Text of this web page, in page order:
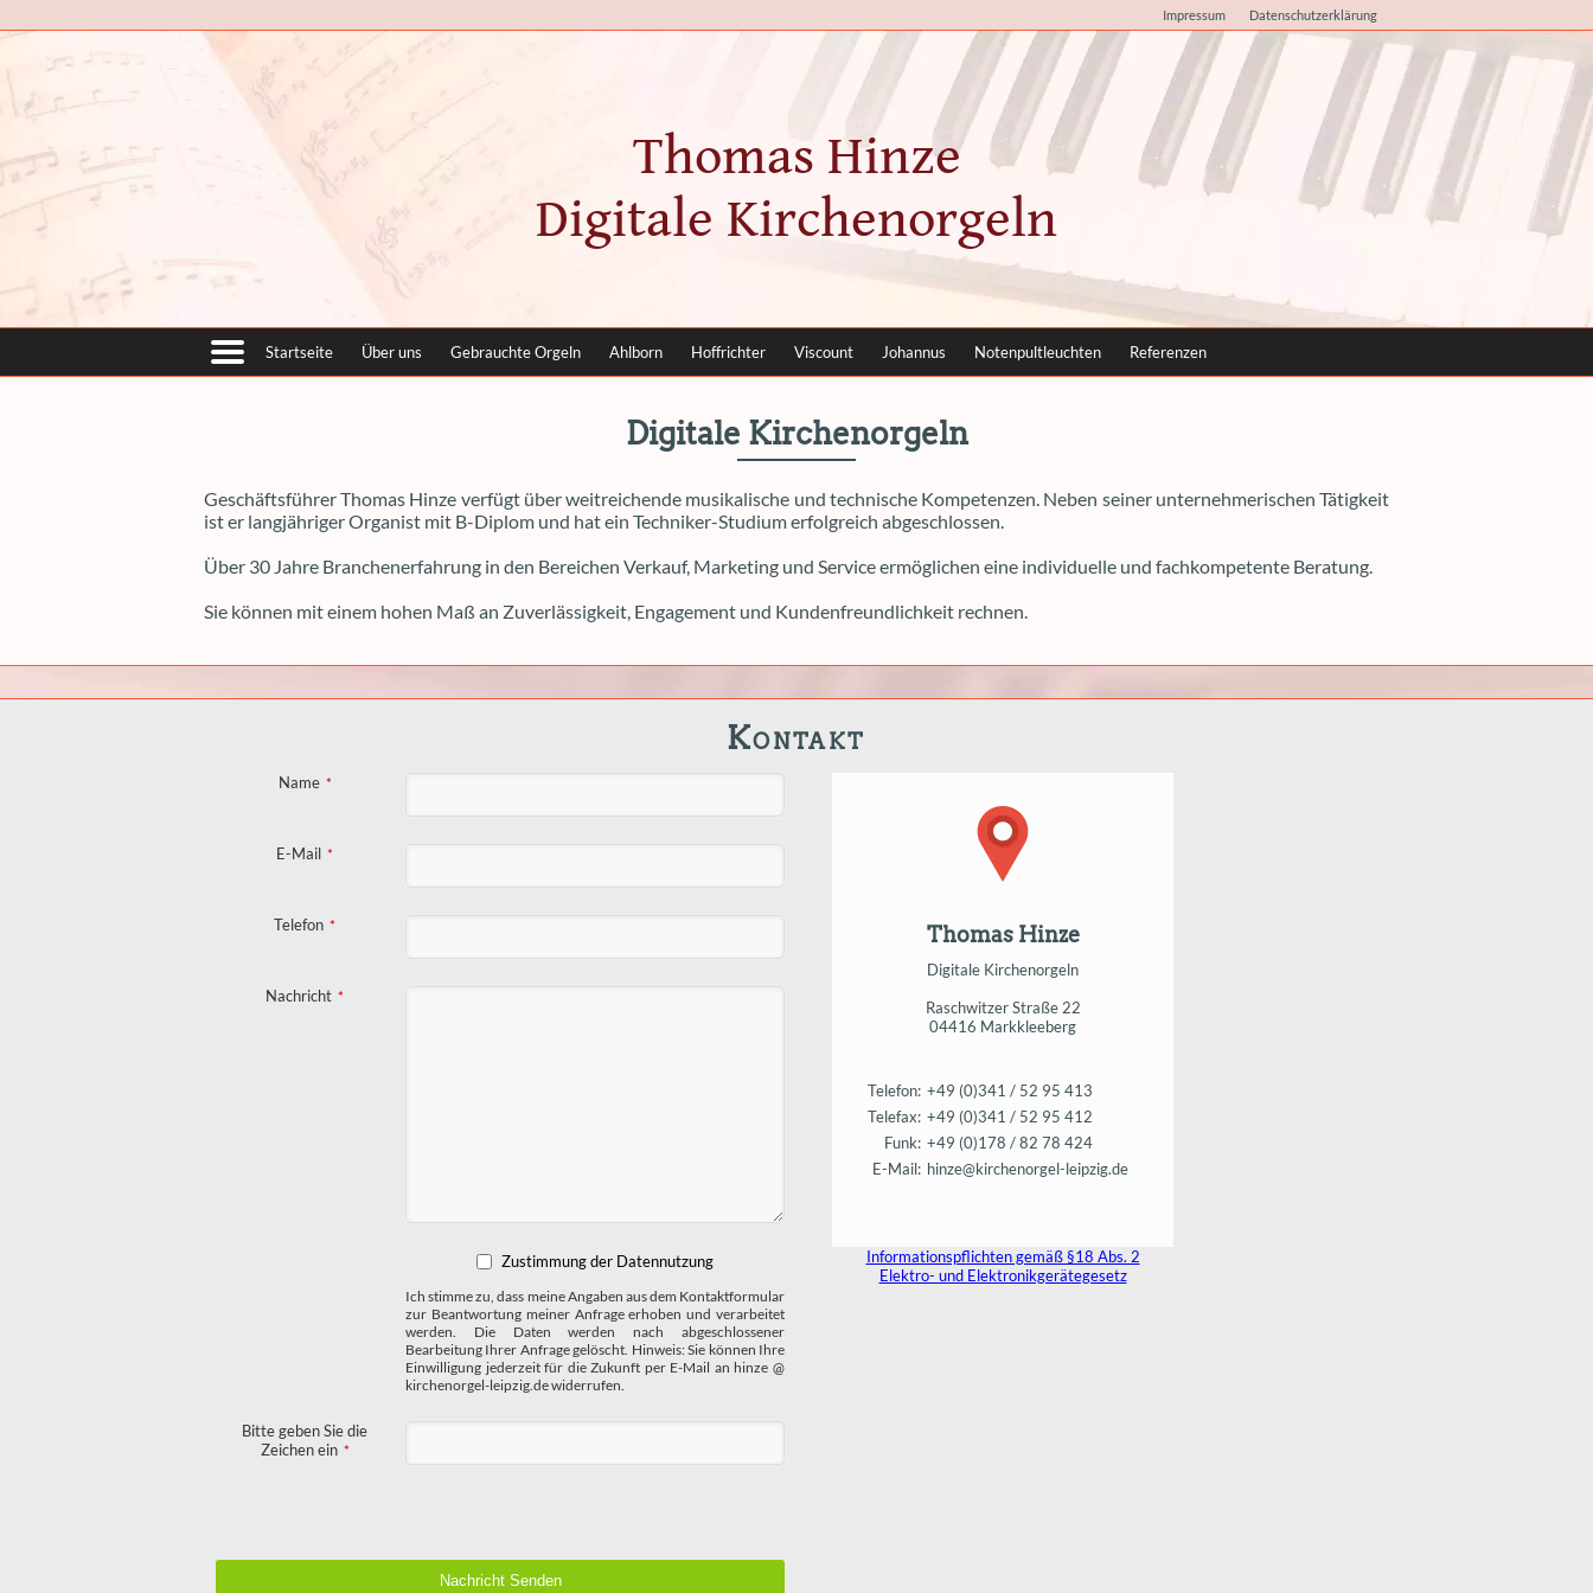
Impressum Datenschutzerklärung
Thomas Hinze
Digitale Kirchenorgeln
Startseite Über uns Gebrauchte Orgeln Ahlborn Hoffrichter Viscount Johannus Notenpultleuchten Referenzen
Digitale Kirchenorgeln
Geschäftsführer Thomas Hinze verfügt über weitreichende musikalische und technische Kompetenzen. Neben seiner unternehmerischen Tätigkeit
ist er langjähriger Organist mit B-Diplom und hat ein Techniker-Studium erfolgreich abgeschlossen.
Über 30 Jahre Branchenerfahrung in den Bereichen Verkauf, Marketing und Service ermöglichen eine individuelle und fachkompetente Beratung.
Sie können mit einem hohen Maß an Zuverlässigkeit, Engagement und Kundenfreundlichkeit rechnen.
Kontakt
Name *
E-Mail *
Telefon *
Nachricht *
Zustimmung der Datennutzung
Ich stimme zu, dass meine Angaben aus dem Kontaktformular
zur Beantwortung meiner Anfrage erhoben und verarbeitet
werden. Die Daten werden nach abgeschlossener
Bearbeitung Ihrer Anfrage gelöscht. Hinweis: Sie können Ihre
Einwilligung jederzeit für die Zukunft per E-Mail an hinze @
kirchenorgel-leipzig.de widerrufen.
Bitte geben Sie die
Zeichen ein *
Nachricht Senden
Thomas Hinze
Digitale Kirchenorgeln
Raschwitzer Straße 22
04416 Markkleeberg
Telefon: +49 (0)341 / 52 95 413
Telefax: +49 (0)341 / 52 95 412
Funk: +49 (0)178 / 82 78 424
E-Mail: hinze@kirchenorgel-leipzig.de
Informationspflichten gemäß §18 Abs. 2
Elektro- und Elektronikgerätegesetz